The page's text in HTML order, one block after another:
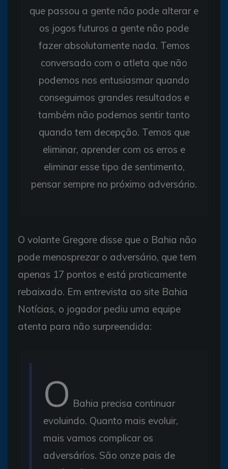
que passou a gente não pode alterar e
os jogos futuros a gente não pode
fazer absolutamente nada. Temos
conversado com o atleta que não
podemos nos entusiasmar quando
conseguimos grandes resultados e
também não podemos sentir tanto
quando tem decepção. Temos que
eliminar, aprender com os erros e
eliminar esse tipo de sentimento,
pensar sempre no próximo adversário.
O volante Gregore disse que o Bahia não
pode menosprezar o adversário, que tem
apenas 17 pontos e está praticamente
rebaixado. Em entrevista ao site Bahia
Notícias, o jogador pediu uma equipe
atenta para não surpreendida:
O Bahia precisa continuar
evoluindo. Quanto mais evoluir,
mais vamos complicar os
adversáríos. São onze pais de